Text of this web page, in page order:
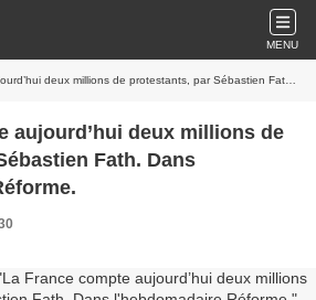
MENU
millions de protestants, par Sébastien Fath. Dans l'hebdomadaire Réforme.
aujourd’hui deux millions de
Fath. Dans